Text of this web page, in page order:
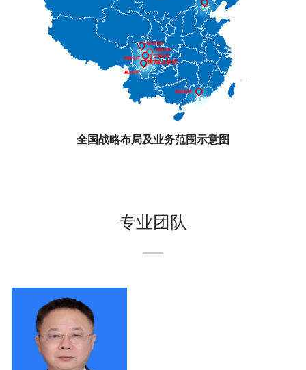
全国战略布局及业务范围示意图
专业团队